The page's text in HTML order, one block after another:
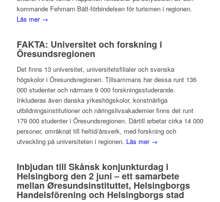
kommande Fehmarn Bält-förbindelsen för turismen i regionen.
Läs mer →
FAKTA: Universitet och forskning i
Öresundsregionen
Det finns 13 universitet, universitetsfilialer och svenska
högskolor i Öresundsregionen. Tillsammans har dessa runt 136
000 studenter och närmare 9 000 forskningsstuderande.
Inkluderas även danska yrkeshögskolor, konstnärliga
utbildningsinstitutioner och näringslivsakademier finns det runt
179 000 studenter i Öresundsregionen. Därtill arbetar cirka 14 000
personer, omräknat till heltid/årsverk, med forskning och
utveckling på universiteten i regionen. Läs mer →
Inbjudan till Skånsk konjunkturdag i
Helsingborg den 2 juni – ett samarbete
mellan Øresundsinstituttet, Helsingborgs
Handelsförening och Helsingborgs stad